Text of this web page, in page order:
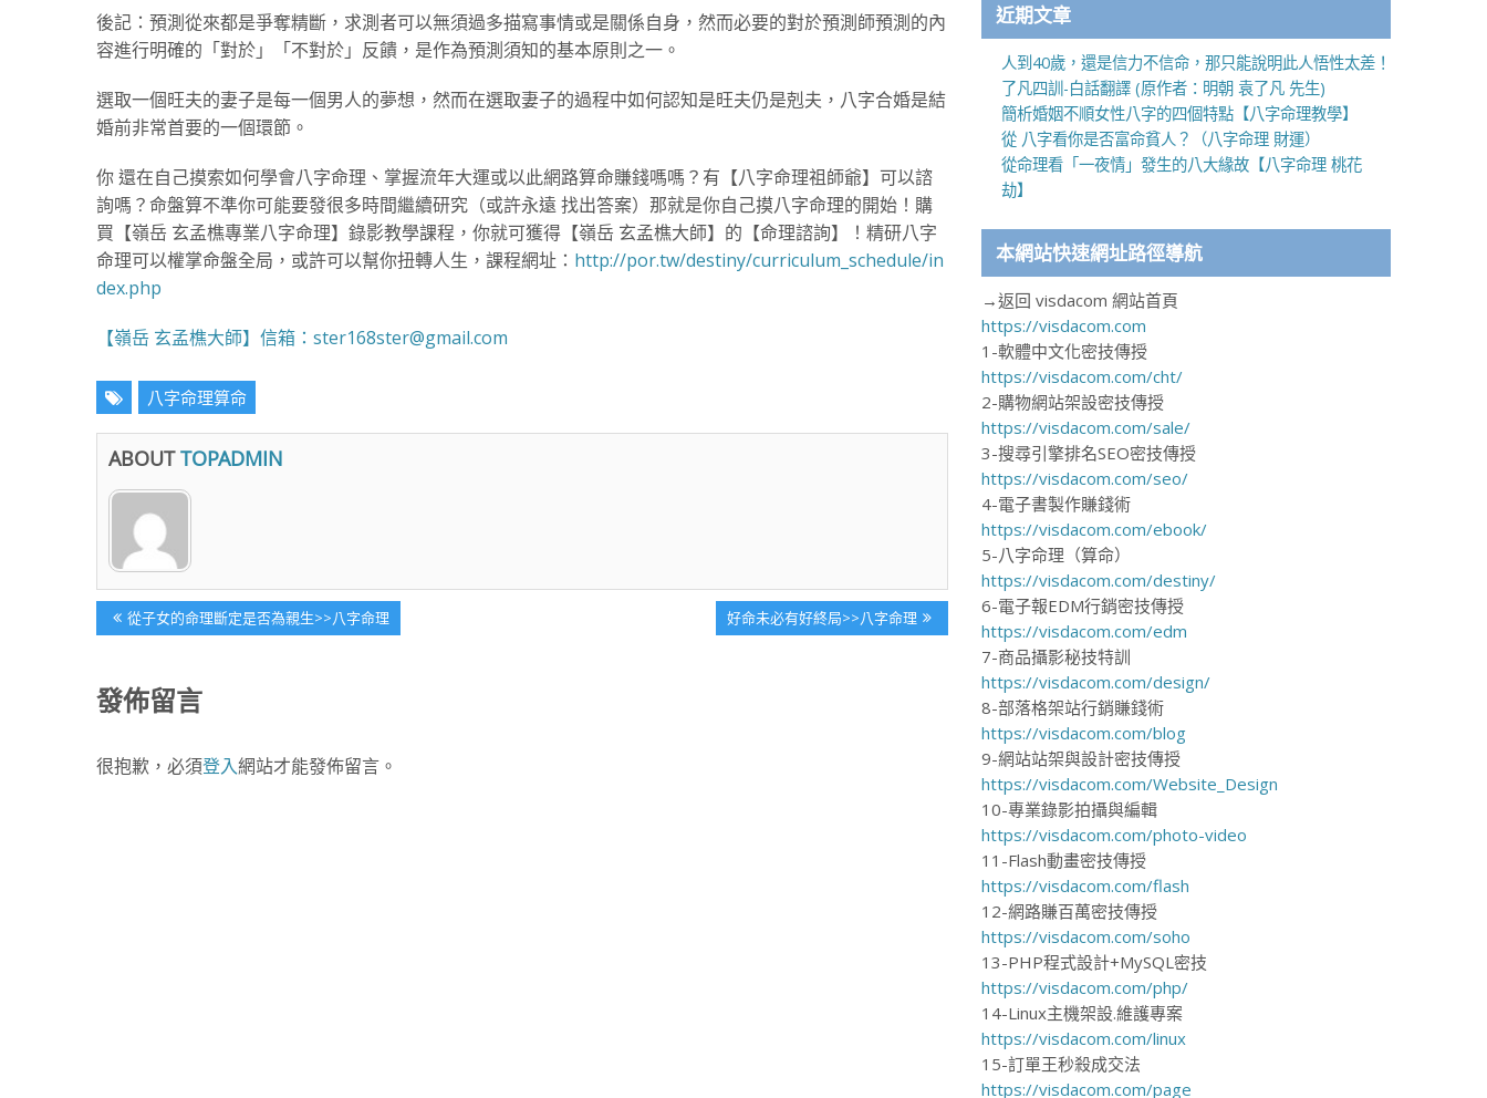
後記：預測從來都是爭奪精斷，求測者可以無須過多描寫事情或是關係自身，然而必要的對於預測師預測的內
容進行明確的「對於」「不對於」反饋，是作為預測須知的基本原則之一。
選取一個旺夫的妻子是每一個男人的夢想，然而在選取妻子的過程中如何認知是旺夫仍是剋夫，八字合婚是結
婚前非常首要的一個環節。
你 還在自己摸索如何學會八字命理、掌握流年大運或以此網路算命賺錢嗎嗎？有【八字命理祖師爺】可以諮
詢嗎？命盤算不準你可能要發很多時間繼續研究（或許永遠 找出答案）那就是你自己摸八字命理的開始！購
買【嶺岳 玄孟樵專業八字命理】錄影教學課程，你就可獲得【嶺岳 玄孟樵大師】的【命理諮詢】！精研八字
命理可以權掌命盤全局，或許可以幫你扭轉人生，課程網址： http://por.tw/destiny/curriculum_schedule/in
dex.php
【嶺岳 玄孟樵大師】信箱：ster168ster@gmail.com
八字命理算命
ABOUT TOPADMIN
文
章
Previous
Post:
從子女的命理斷定是否為親生>>八字命理
Next
Post:
好命未必有好終局>>八字命理
發佈留言
很抱歉，必須登入網站才能發佈留言。
近期文章
人到40歲，還是信力不信命，那只能說明此人悟性太差！
了凡四訓-白話翻譯 (原作者：明朝 袁了凡 先生)
簡析婚姻不順女性八字的四個特點【八字命理教學】
從 八字看你是否富命貧人？（八字命理 財運）
從命理看「一夜情」發生的八大緣故【八字命理 桃花
劫】
本網站快速網址路徑導航
→返回 visdacom 網站首頁
https://visdacom.com
1-軟體中文化密技傳授
https://visdacom.com/cht/
2-購物網站架設密技傳授
https://visdacom.com/sale/
3-搜尋引擎排名SEO密技傳授
https://visdacom.com/seo/
4-電子書製作賺錢術
https://visdacom.com/ebook/
5-八字命理（算命）
https://visdacom.com/destiny/
6-電子報EDM行銷密技傳授
https://visdacom.com/edm
7-商品攝影秘技特訓
https://visdacom.com/design/
8-部落格架站行銷賺錢術
https://visdacom.com/blog
9-網站站架與設計密技傳授
https://visdacom.com/Website_Design
10-專業錄影拍攝與編輯
https://visdacom.com/photo-video
11-Flash動畫密技傳授
https://visdacom.com/flash
12-網路賺百萬密技傳授
https://visdacom.com/soho
13-PHP程式設計+MySQL密技
https://visdacom.com/php/
14-Linux主機架設.維護專案
https://visdacom.com/linux
15-訂單王秒殺成交法
https://visdacom.com/page